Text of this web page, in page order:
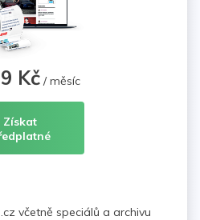
Kč/ měsíc
Získat
včetně speciálů a archivu